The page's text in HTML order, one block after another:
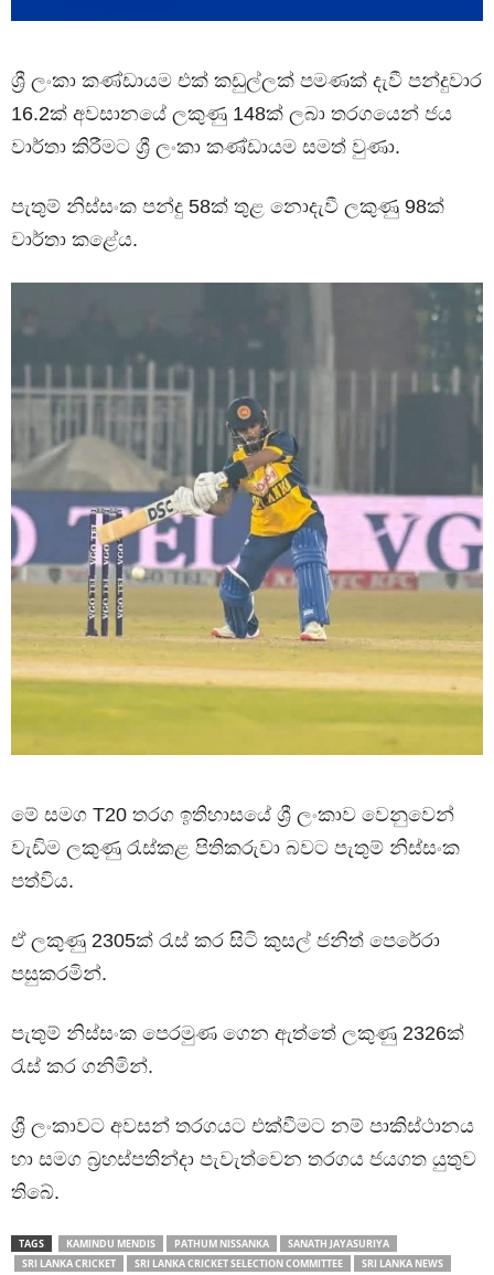
ශ්‍රී ලංකා කණ්ඩායම එක් කඩුල්ලක් පමණක් දැවී පන්දුවාර
16.2ක් අවසානයේ ලකුණු 148ක් ලබා තරගයෙන් ජය
වාර්තා කිරීමට ශ්‍රී ලංකා කණ්ඩායම සමත් වුණා.
පැතුම් නිස්සංක පන්දු 58ක් තුළ නොදැවී ලකුණු 98ක්
වාර්තා කළේය.
මේ සමග T20 තරග ඉතිහාසයේ ශ්‍රී ලංකාව වෙනුවෙන්
වැඩිම ලකුණු රැස්කළ පිතිකරුවා බවට පැතුම් නිස්සංක
පත්විය.
ඒ ලකුණු 2305ක් රැස් කර සිටි කුසල් ජනිත් පෙරේරා
පසුකරමින්.
පැතුම් නිස්සංක පෙරමුණ ගෙන ඇත්තේ ලකුණු 2326ක්
රැස් කර ගනිමින්.
ශ්‍රී ලංකාවට අවසන් තරගයට එක්වීමට නම් පාකිස්ථානය
හා සමග බ්‍රහස්පතින්දා පැවැත්වෙන තරගය ජයගත යුතුව
තිබේ.
TAGS KAMINDU MENDIS PATHUM NISSANKA
SANATH JAYASURIYA
SRI LANKA CRICKET
SRI LANKA CRICKET SELECTION COMMITTEE
SRI LANKA NEWS